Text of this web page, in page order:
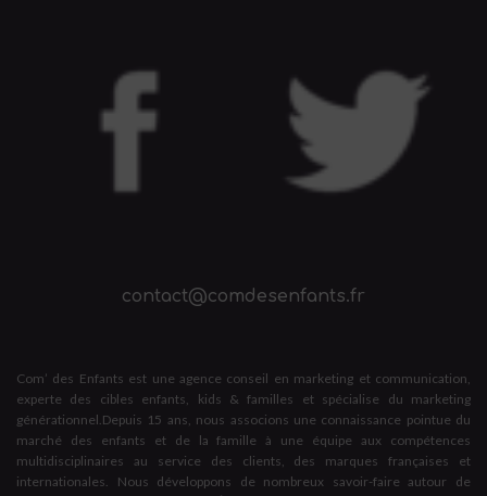
contact@comdesenfants.fr
Com’ des Enfants est une agence conseil en marketing et communication,
experte des cibles enfants, kids & familles et spécialise du marketing
générationnel.Depuis 15 ans, nous associons une connaissance pointue du
marché des enfants et de la famille à une équipe aux compétences
multidisciplinaires au service des clients, des marques françaises et
internationales. Nous développons de nombreux savoir-faire autour de